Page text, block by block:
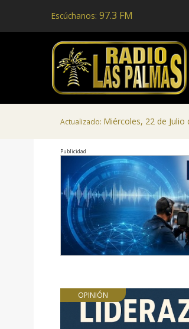
Escúchanos: 97.3 FM
Actualizado: Miércoles, 22 de Julio
Publicidad
OPINIÓN